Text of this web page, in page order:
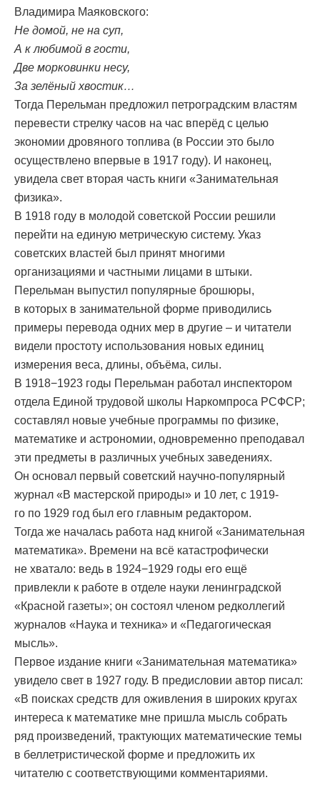
Владимира Маяковского:
Не домой, не на суп,
А к любимой в гости,
Две морковинки несу,
За зелёный хвостик…
Тогда Перельман предложил петроградским властям
перевести стрелку часов на час вперёд с целью
экономии дровяного топлива (в России это было
осуществлено впервые в 1917 году). И наконец,
увидела свет вторая часть книги «Занимательная
физика».
В 1918 году в молодой советской России решили
перейти на единую метрическую систему. Указ
советских властей был принят многими
организациями и частными лицами в штыки.
Перельман выпустил популярные брошюры,
в которых в занимательной форме приводились
примеры перевода одних мер в другие – и читатели
видели простоту использования новых единиц
измерения веса, длины, объёма, силы.
В 1918−1923 годы Перельман работал инспектором
отдела Единой трудовой школы Наркомпроса РСФСР;
составлял новые учебные программы по физике,
математике и астрономии, одновременно преподавал
эти предметы в различных учебных заведениях.
Он основал первый советский научно-популярный
журнал «В мастерской природы» и 10 лет, с 1919-
го по 1929 год был его главным редактором.
Тогда же началась работа над книгой «Занимательная
математика». Времени на всё катастрофически
не хватало: ведь в 1924−1929 годы его ещё
привлекли к работе в отделе науки ленинградской
«Красной газеты»; он состоял членом редколлегий
журналов «Наука и техника» и «Педагогическая
мысль».
Первое издание книги «Занимательная математика»
увидело свет в 1927 году. В предисловии автор писал:
«В поисках средств для оживления в широких кругах
интереса к математике мне пришла мысль собрать
ряд произведений, трактующих математические темы
в беллетристической форме и предложить их
читателю с соответствующими комментариями.